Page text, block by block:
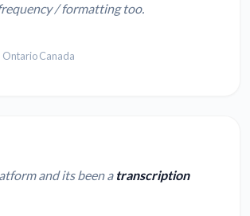
/ formatting too.
Canada
and its been a transcription